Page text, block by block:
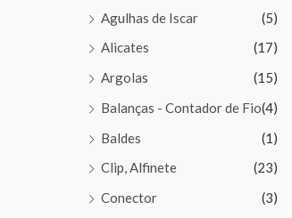
Agulhas de Iscar
(5)
Alicates
(17)
Argolas
(15)
Balanças - Contador de Fio(4)
Baldes
(1)
Clip, Alfinete
(23)
Conector
(3)